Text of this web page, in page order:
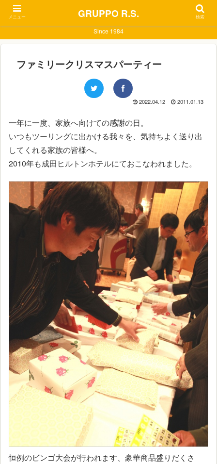
Since 1984
ファミリークリスマスパーティー
2022.04.12 2011.01.13
一年に一度、家族へ向けての感謝の日。
いつもツーリングに出かける我々を、気持ちよく送り出
してくれる家族の皆様へ。
2010年も成田ヒルトンホテルにておこなわれました。
恒例のビンゴ大会が行われます、豪華商品盛りだくさ
メニュー GRUPPO R.S. 検索